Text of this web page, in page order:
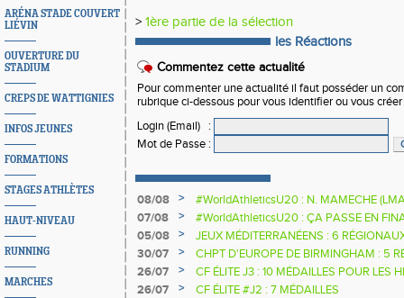
ARÉNA STADE COUVERT
LIÉVIN
OUVERTURE DU
STADIUM
CREPS DE WATTIGNIES
INFOS JEUNES
FORMATIONS
STAGES ATHLÈTES
HAUT-NIVEAU
RUNNING
MARCHES
> 1ère partie de la sélection
les Réactions
Commentez cette actualité
Pour commenter une actualité il faut posséder un
rubrique ci-dessous pour vous identifier ou vous
Login (Email)
:
Mot de Passe :
08/08 >
#WorldAthleticsU20 : N. MAMECHE
07/08
>
#WorldAthleticsU20 : ÇA PASSE EN
SAUTEURS
05/08 >
JEUX MÉDITERRANÉENS : 6
30/07
>
CHPT D'EUROPE DE BIRMINGHAM : 5
26/07
>
CF ÉLITE J3 : 10 MÉDAILLES POUR LES
26/07
>
CF ÉLITE #J2 : 7 MÉDAILLES